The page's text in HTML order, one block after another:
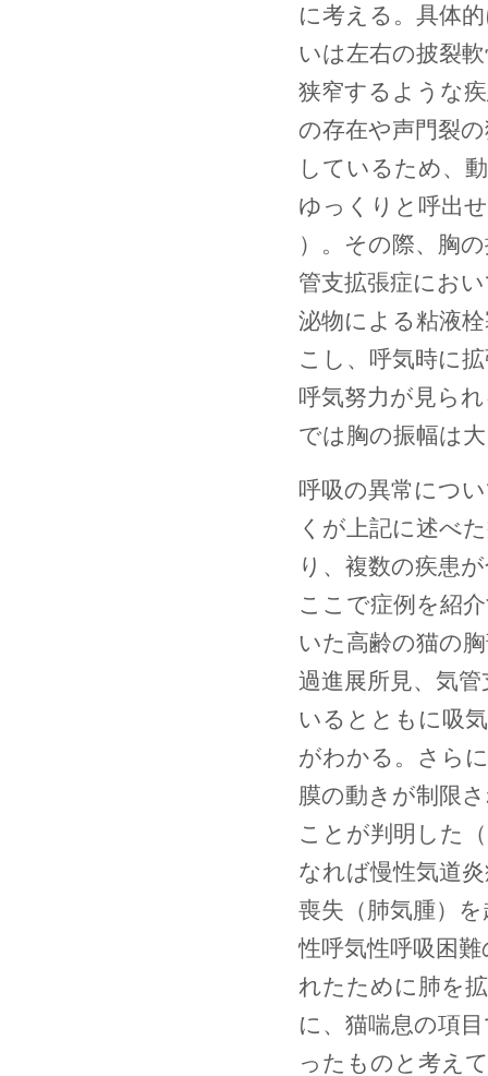
に考える。具体
いは左右の披裂
狭窄するような
の存在や声門裂
しているため、
ゆっくりと呼出
）。その際、胸
管支拡張症にお
泌物による粘液
こし、呼気時に
呼気努力が見ら
では胸の振幅は
呼吸の異常につ
くが上記に述べ
り、複数の疾患
ここで症例を紹
いた高齢の猫の
過進展所見、気
いるとともに吸
がわかる。さら
膜の動きが制限
ことが判明した
なれば慢性気道
喪失（肺気腫）
性呼気性呼吸困
れたために肺を
に、猫喘息の項
ったものと考え